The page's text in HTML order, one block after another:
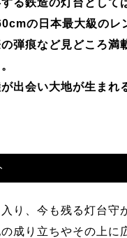
の日本最大級のレ
弾痕など見どころ
出会い大地が生ま
り、今も残る灯台守
成り立ちやその上